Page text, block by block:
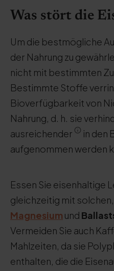
Was stört die
Um die bestmögliche
der Nahrung zu
nicht mit bestimmten
Bestimmte Stoffe
Bioverfügbarkeit von
Nahrung, d. h. sie
ausreichender
in den
aufgenommen werden
Essen Sie eisenhaltige
gleichzeitig mit
Magnesium und
Vermeiden Sie auch
Mahlzeiten, da sie
enthalten, die die